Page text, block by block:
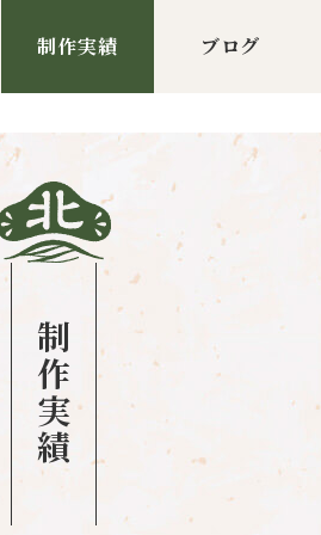
制作実績 ブログ
制作実績